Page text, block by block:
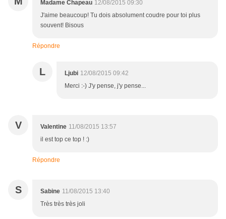
Madame Chapeau 12/08/2015 09:30
J'aime beaucoup! Tu dois absolument coudre pour toi plus
souvent! Bisous
Répondre
L Ljubi 12/08/2015 09:42
Merci :-) J'y pense, j'y pense...
V Valentine 11/08/2015 13:57
il est top ce top ! :)
Répondre
S Sabine 11/08/2015 13:40
Très très très joli